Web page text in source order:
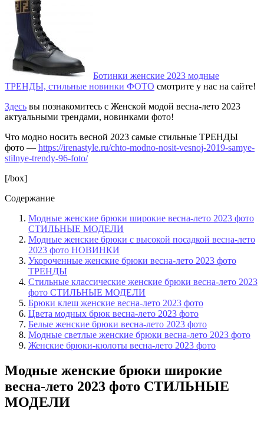
Ботинки женские 2023 модные
ТРЕНДЫ, стильные новинки ФОТО смотрите у нас на сайте!
Здесь вы познакомитесь с Женской модой весна-лето 2023
актуальными трендами, новинками фото!
Что модно носить весной 2023 самые стильные ТРЕНДЫ
фото — https://irenastyle.ru/chto-modno-nosit-vesnoj-2019-samye-
stilnye-trendy-96-foto/
[/box]
Содержание
Модные женские брюки широкие весна-лето 2023 фото
СТИЛЬНЫЕ МОДЕЛИ
Модные женские брюки с высокой посадкой весна-лето
2023 фото НОВИНКИ
Укороченные женские брюки весна-лето 2023 фото
ТРЕНДЫ
Стильные классические женские брюки весна-лето 2023
фото СТИЛЬНЫЕ МОДЕЛИ
Брюки клеш женские весна-лето 2023 фото
Цвета модных брюк весна-лето 2023 фото
Белые женские брюки весна-лето 2023 фото
Модные светлые женские брюки весна-лето 2023 фото
Женские брюки-кюлоты весна-лето 2023 фото
Модные женские брюки широкие
весна-лето 2023 фото СТИЛЬНЫЕ
МОДЕЛИ